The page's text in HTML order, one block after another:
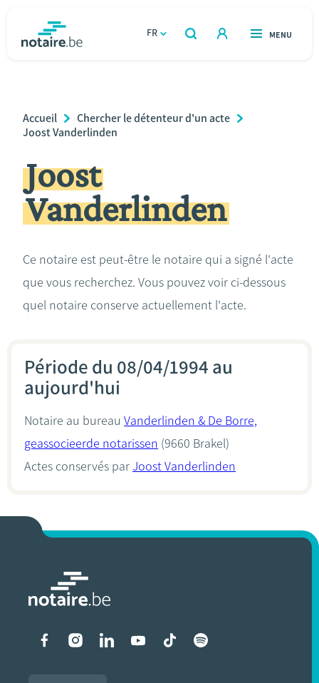
FR
OUVERT
RECHERCHER
OUVERT
MENU
Relations et vivre ensemble
Héritage et donations
Entreprendre
Calculateurs
Breadcrumb
Accueil
Chercher le détenteur d'un acte
Joost Vanderlinden
Joost
Vanderlinden
Ce notaire est peut-être le notaire qui a signé l'acte
que vous recherchez. Vous pouvez voir ci-dessous
quel notaire conserve actuellement l'acte.
Période du 08/04/1994 au
aujourd'hui
Notaire au bureau Vanderlinden & De Borre,
geassocieerde notarissen (9660 Brakel)
Actes conservés par Joost Vanderlinden
Liens vers les réseaux